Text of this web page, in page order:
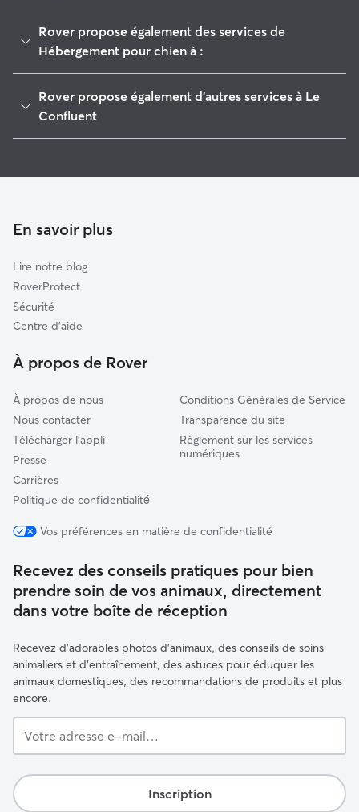
Rover propose également des services de
Hébergement pour chien à :
Damazan
Le Livradais
Les Forêts de Gascogne
Marmande
Agen
La Croix-Blanche
Rover propose également d'autres services à Le
Confluent
Promeneur de Chien à Le Confluent
En savoir plus
Lire notre blog
RoverProtect
Sécurité
Centre d'aide
À propos de Rover
À propos de nous
Nous contacter
Télécharger l'appli
Presse
Carrières
Politique de confidentialité́
Conditions Générales de Service
Transparence du site
Règlement sur les services
numériques
Vos préférences en matière de confidentialité
Recevez des conseils pratiques pour bien
prendre soin de vos animaux, directement
dans votre boîte de réception
Recevez d'adorables photos d'animaux, des conseils de soins
animaliers et d'entraînement, des astuces pour éduquer les
animaux domestiques, des recommandations de produits et plus
encore.
adresse
mail…
Inscription